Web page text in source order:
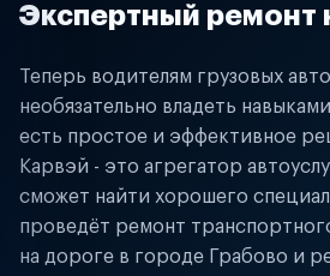
Экспертный ремонт
Теперь водителям грузовых
необязательно владеть
есть простое и эффективное
Карвэй - это агрегатор
сможет найти хорошего
проведёт ремонт
на дороге в городе Грабово и